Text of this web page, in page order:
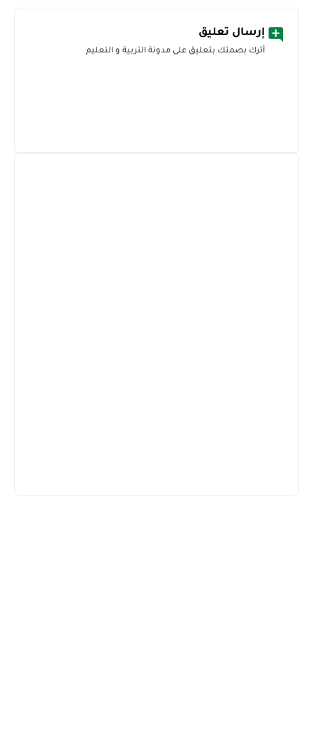
إرسال تعليق
أترك بصمتك بتعليق على مدونة التربية و التعليم